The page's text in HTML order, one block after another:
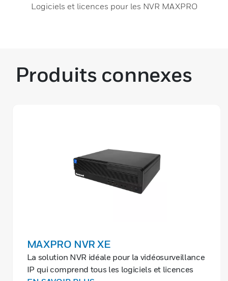
Logiciels et licences pour les NVR MAXPRO
Produits connexes
MAXPRO NVR XE
La solution NVR idéale pour la vidéosurveillance
IP qui comprend tous les logiciels et licences